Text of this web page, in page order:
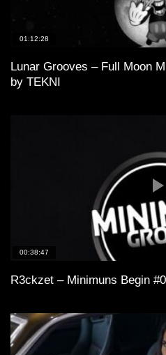
01:12:28
Lunar Grooves – Full Moon
by TEKNI
00:38:47
R3ckzet – Minimuns Begin